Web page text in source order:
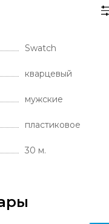
Swatch
кварцевый
мужские
пластиковое
30 м.